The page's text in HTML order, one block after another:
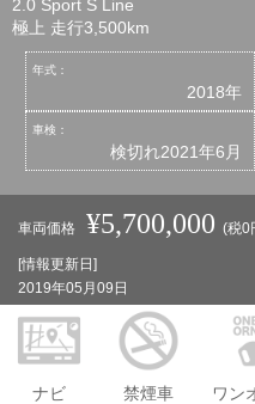
2.0 Sport S Line
極上 走行3,500km
年式：
2018年
車検：
検切れ2021年6月
車両価格 ¥5,700,000(税0
[情報更新日]
2019年05月09日
ナビ 禁煙車 ワン